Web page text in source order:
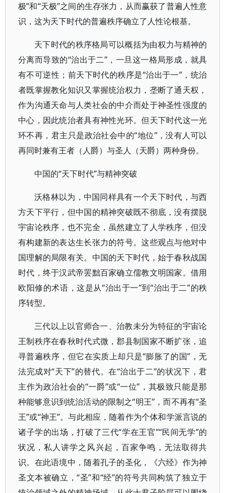
极”和“天极”之间的生存张力，从而赢获了普遍人性意
识，这为天下时代的普遍秩序确立了人性论根基。
天下时代的秩序格局可以概括为由权力与精神的
分离而导致的“治出于二”，一旦这一格局形成，就具
有不可逆性；前天下时代的秩序是“治出于一”，统治
者既掌握教化知识又掌握统治权力，垄断了通天权，
作为沟通天命与人类社会的中介而处于神圣性强度的
中心，因此统治者具有神性光环。但天下时代这一光
环不再，君主只是政治社会中的“地位”，没有人可以
再同时兼有王者（人爵）与圣人（天爵）两种身份。
中国的“天下时代”与精神突破
沃格林以为，中国同样具有一个天下时代，与西
方天下平行，但中国的精神突破既不彻底，没有摆脱
宇宙论秩序，也不完全，虽然建立了人学秩序，但没
有构建新的表达生长张力的符号。这些观点与他对中
国理解的局限有关。中国的天下时代，始于春秋战国
时代，终于汉武帝罢黜百家确立儒教文明国家。借用
欧阳修的术语，这是从“治出于一”到“治出于二”的秩
序转型。
三代以上以官师合一、治教未分为特征的宇宙论
王制秩序在春秋时代式微，郡县制国家不断扩张，追
寻普遍秩序，但它在实质上却只是“膨胀了的国”，无
法完成对“天下”的替代。在“治出于二”的状况下，君
主作为政治社会的“一爵”或“一位”，其极致只能是那
种能够意识到统治活动的限制之“明王”，而不再有“圣
王”或“神王”。与此相应，随着作为个体和学派言说的
诸子学的出场，打破了三代“学在王官”“民间无学”的
状况，私人讲学之风兴起，百家争鸣，无法取得共
识。在此语境中，随着孔子的圣化，《六经》作为神
圣文本被确立，“圣”和“经”的符号共同构筑了独立于